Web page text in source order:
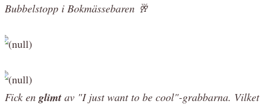
Bubbelstopp i Bokmässebaren 🥂
Fick en glimt av "I just want to be cool"-grabbarna. Vilket